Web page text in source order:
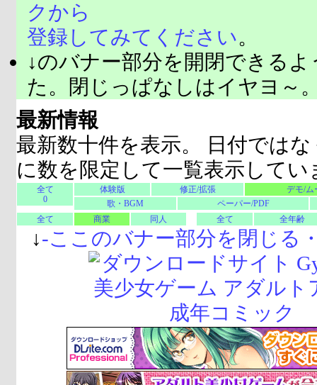
クから
登録してみてください。
↓のバナー部分を開閉できる
た。閉じっぱなしはイヤヨ～
最新情報
最新数十件を表示。 日付では
に数を限定して一覧表示してい
全て
0
体験版 修正/拡張
デモ/ム
歌・BGM
ペーパー/PDF
全て
商業 同人 全て 全年齢
↓-ここのバナー部分を閉じる